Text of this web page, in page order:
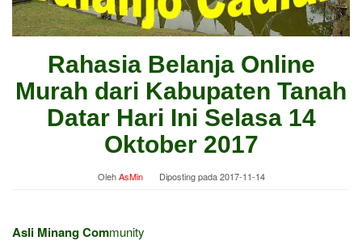
Rahasia Belanja Online
Murah dari Kabupaten Tanah
Datar Hari Ini Selasa 14
Oktober 2017
OlehAsMin Diposting pada2017-11-14
Asli Minang Community